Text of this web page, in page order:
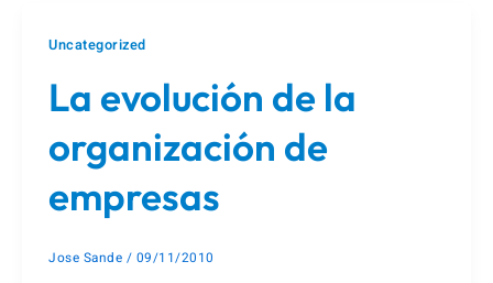
Uncategorized
La evolución de la
organización de
empresas
Jose Sande / 09/11/2010